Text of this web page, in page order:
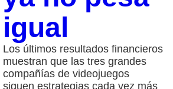
igual
Los últimos resultados financieros
muestran que las tres grandes
compañías de videojuegos
siguen estrategias cada vez más